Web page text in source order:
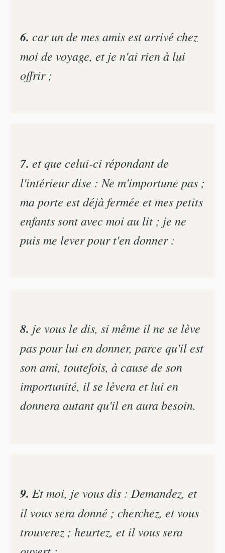
6. car un de mes amis est arrivé chez
moi de voyage, et je n'ai rien à lui
offrir ;
7. et que celui-ci répondant de
l'intérieur dise : Ne m'importune pas ;
ma porte est déjà fermée et mes petits
enfants sont avec moi au lit ; je ne
puis me lever pour t'en donner :
8. je vous le dis, si même il ne se lève
pas pour lui en donner, parce qu'il est
son ami, toutefois, à cause de son
importunité, il se lèvera et lui en
donnera autant qu'il en aura besoin.
9. Et moi, je vous dis : Demandez, et
il vous sera donné ; cherchez, et vous
trouverez ; heurtez, et il vous sera